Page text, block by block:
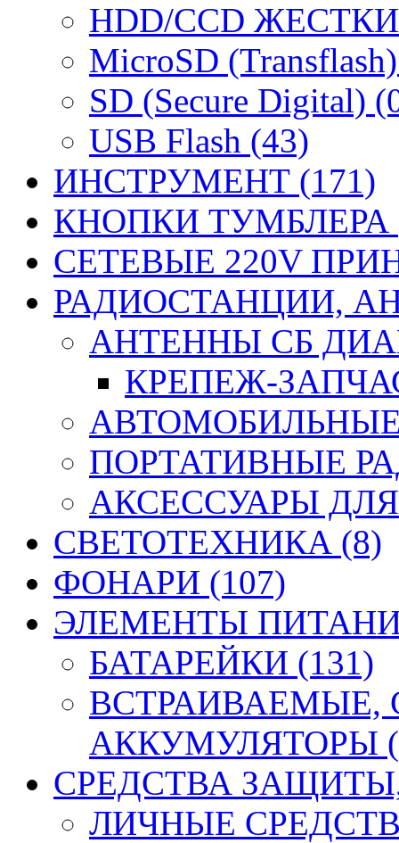
HDD/CCD
MicroSD
SD (Secure Digital)
USB Flash (43)
ИНСТРУМЕНТ (171)
КНОПКИ ТУМБЛЕРА
СЕТЕВЫЕ 220V
РАДИОСТАНЦИИ,
АНТЕННЫ CБ
КРЕПЕЖ-
ПОРТАТИВНЫЕ
АКСЕССУАРЫ
СВЕТОТЕХНИКА (8)
ФОНАРИ (107)
ЭЛЕМЕНТЫ
БАТАРЕЙКИ (131)
ВСТРАИВАЕМЫЕ,
АККУМУЛЯТОРЫ
СРЕДСТВА
ЛИЧНЫЕ